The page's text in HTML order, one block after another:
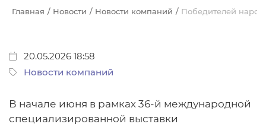
Главная Новости Новости компаний Победителей
20.05.2026 18:58
Новости компаний
В начале июня в рамках 36-й международной
специализированной выставки